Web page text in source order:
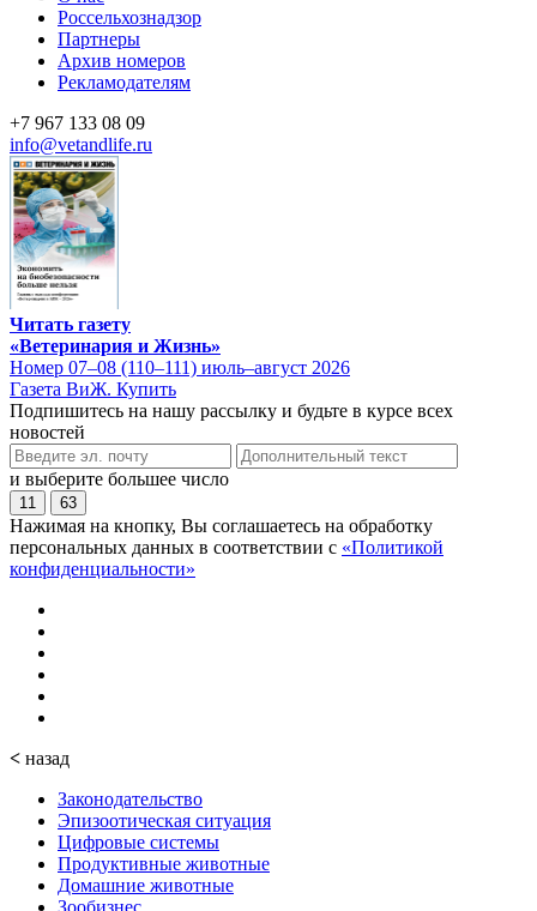
Россельхознадзор
Партнеры
Архив номеров
Рекламодателям
+7 967 133 08 09
info@vetandlife.ru
Читать газету
«Ветеринария и Жизнь»
Номер 07–08 (110–111) июль–август 2026
Газета ВиЖ. Купить
Подпишитесь на нашу рассылку и будьте в курсе всех
новостей
и выберите большее число
11 63
Нажимая на кнопку, Вы соглашаетесь на обработку
персональных данных в соответствии с «Политикой
конфиденциальности»
< назад
Законодательство
Эпизоотическая ситуация
Цифровые системы
Продуктивные животные
Домашние животные
Зообизнес